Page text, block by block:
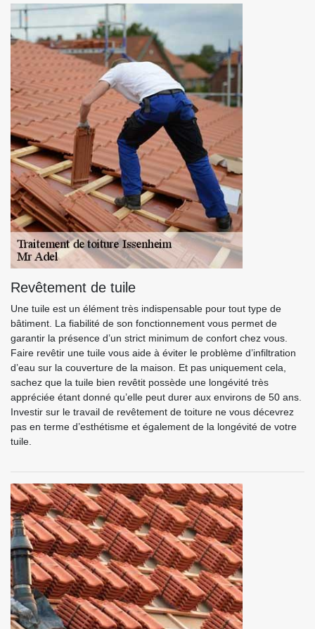
Revêtement de tuile
Une tuile est un élément très indispensable pour tout type de
bâtiment. La fiabilité de son fonctionnement vous permet de
garantir la présence d’un strict minimum de confort chez vous.
Faire revêtir une tuile vous aide à éviter le problème d’infiltration
d’eau sur la couverture de la maison. Et pas uniquement cela,
sachez que la tuile bien revêtit possède une longévité très
appréciée étant donné qu’elle peut durer aux environs de 50 ans.
Investir sur le travail de revêtement de toiture ne vous décevrez
pas en terme d’esthétisme et également de la longévité de votre
tuile.